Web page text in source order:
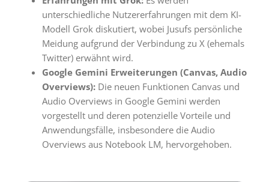
unterschiedliche Nutzererfahrungen mit dem KI-
Modell Grok diskutiert, wobei Jusufs persönliche
Meidung aufgrund der Verbindung zu X (ehemals
Twitter) erwähnt wird.
Google Gemini Erweiterungen (Canvas, Audio
Overviews):Die neuen Funktionen Canvas und
Audio Overviews in Google Gemini werden
vorgestellt und deren potenzielle Vorteile und
Anwendungsfälle, insbesondere die Audio
Overviews aus Notebook LM, hervorgehoben.